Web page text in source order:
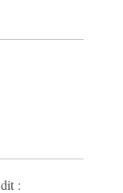
dit :